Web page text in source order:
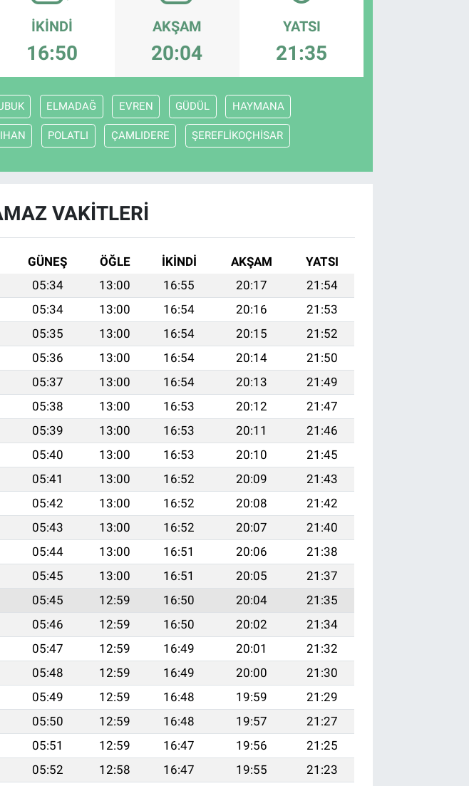
İKINDI
16:50
AKŞAM
20:04
YATSI
21:35
ELMADAĞ EVREN GÜDÜL HAYMANA
POLATLI ÇAMLIDERE ŞEREFLİKOÇHİSAR
VAKITLERI
GÜNEŞ ÖĞLE İKINDI AKŞAM
YATSI
05:34 13:00 16:55 20:17
21:54
05:34 13:00 16:54 20:16
21:53
05:35 13:00 16:54 20:15
21:52
05:36 13:00 16:54 20:14
21:50
05:37 13:00 16:54 20:13
21:49
05:38 13:00 16:53 20:12
21:47
05:39 13:00 16:53 20:11
21:46
05:40 13:00 16:53 20:10
21:45
05:41 13:00 16:52 20:09
21:43
05:42 13:00 16:52 20:08
21:42
05:43 13:00 16:52 20:07
21:40
05:44 13:00 16:51 20:06
21:38
05:45 13:00 16:51 20:05
21:37
05:45 12:59 16:50 20:04
21:35
05:46 12:59 16:50 20:02
21:34
05:47 12:59 16:49 20:01
21:32
05:48 12:59 16:49 20:00
21:30
05:49 12:59 16:48 19:59
21:29
05:50 12:59 16:48 19:57
21:27
05:51 12:59 16:47 19:56
21:25
05:52 12:58 16:47 19:55
21:23